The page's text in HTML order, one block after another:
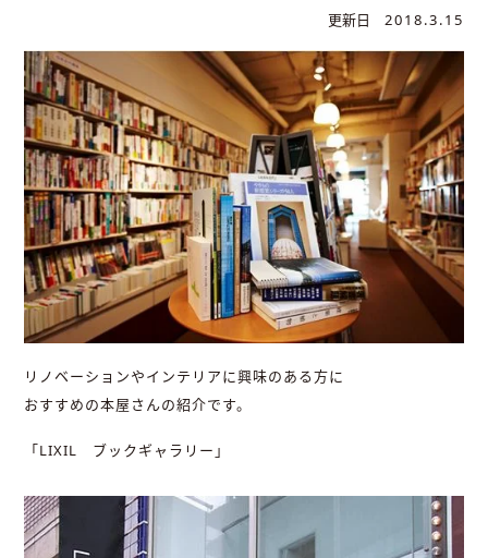
更新日 2018.3.15
リノベーションやインテリアに興味のある方に
おすすめの本屋さんの紹介です。
「LIXIL ブックギャラリー」